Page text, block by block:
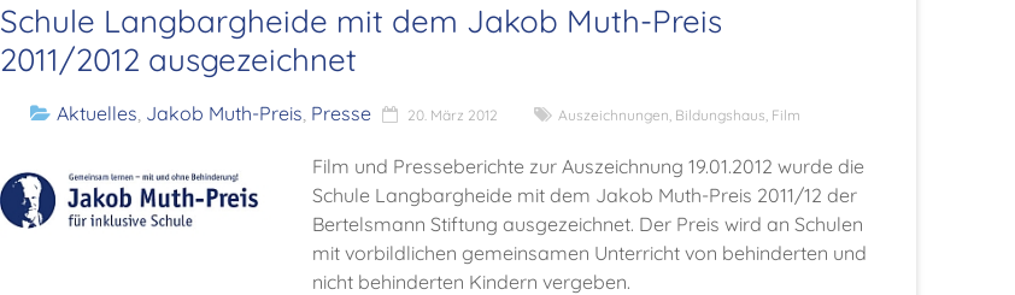
Schule Langbargheide mit dem Jakob Muth-Preis
2011/2012 ausgezeichnet
Aktuelles, Jakob Muth-Preis, Presse 20. März 2012 Auszeichnungen, Bildungshaus, Film
Film und Presseberichte zur Auszeichnung 19.01.2012 wurde die
Schule Langbargheide mit dem Jakob Muth-Preis 2011/12 der
Bertelsmann Stiftung ausgezeichnet. Der Preis wird an Schulen
mit vorbildlichen gemeinsamen Unterricht von behinderten und
nicht behinderten Kindern vergeben.